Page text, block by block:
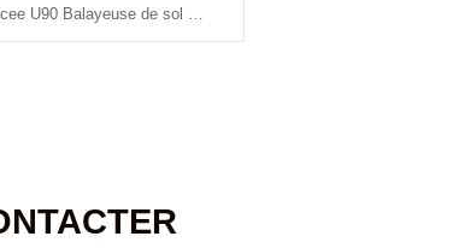
Chancee U90 Balayeuse de sol à conducteur accompagnant/à main